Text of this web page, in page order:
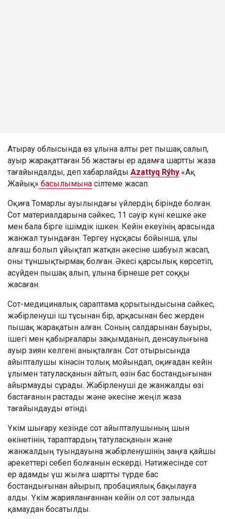
Атырау облысында өз ұлына алты рет пышақ салып,
ауыр жарақаттаған 56 жастағы ер адамға шартты жаза
тағайындалды, деп хабарлайды Azattyq Rýhy «Ақ
Жайық» басылымына сілтеме жасап.
Оқиға Томарлы ауылындағы үйлердің бірінде болған.
Сот материалдарына сәйкес, 11 сәуір күні кешке әке
мен бала бірге ішімдік ішкен. Кейін екеуінің арасында
жанжал туындаған. Тергеу нұсқасы бойынша, ұлы
алғаш болып ұйықтап жатқан әкесіне шабуыл жасап,
оны тұншықтырмақ болған. Әкесі қарсылық көрсетіп,
асүйден пышақ алып, ұлына бірнеше рет соққы
жасаған.
Сот-медициналық сараптама қорытындысына сәйкес,
жәбірленуші іш тұсынан бір, арқасынан бес жерден
пышақ жарақатын алған. Соның салдарынан бауыры,
ішегі мен қабырғалары зақымданып, денсаулығына
ауыр зиян келгені анықталған. Сот отырысында
айыпталушы кінәсін толық мойындап, оқиғадан кейін
ұлымен татуласқанын айтып, өзін бас бостандығынан
айырмауды сұрады. Жәбірленуші де жанжалды өзі
бастағанын растады және әкесіне жеңіл жаза
тағайындауды өтінді.
Үкім шығару кезінде сот айыпталушының шын
өкінетінін, тараптардың татуласқанын және
жанжалдың туындауына жәбірленушінің заңға қайшы
әрекеттері себеп болғанын ескерді. Нәтижесінде сот
ер адамды үш жылға шартты түрде бас
бостандығынан айырып, пробациялық бақылауға
алды. Үкім жарияланғаннан кейін ол сот залында
қамаудан босатылды.